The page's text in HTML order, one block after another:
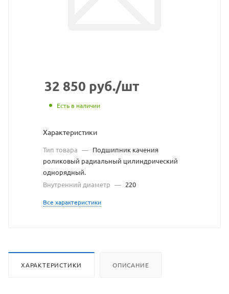
владельца
32 850 руб./шт
Есть в наличии
Характеристики
Тип товара — Подшипник качения
роликовый радиальный цилиндрический
однорядный.
Внутренний диаметр — 220
Все характеристики
ХАРАКТЕРИСТИКИ ОПИСАНИЕ